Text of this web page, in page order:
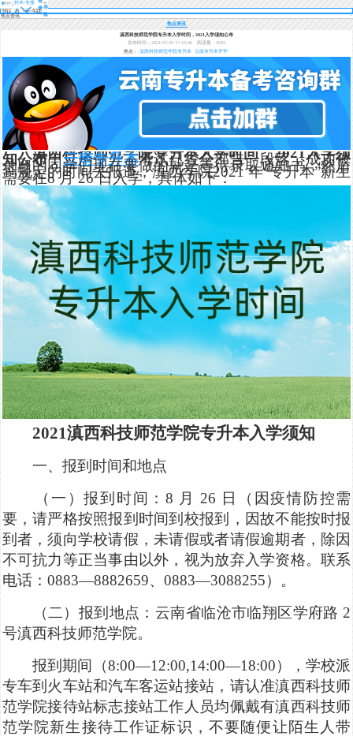
转本/专接
本
登
录导
航
热点资讯
热点资讯
滇西科技师范学院专升本入学时间，2021入学须知公布
发布时间：2021/07/20 17:15:00
阅读量：2093
热点：滇西科技师范学院专升本 云南专升本开学
滇西科技师范学院专升本入学时间，2021入学须
知公布！云南专升本考试已经全部告一段落，成功被
录取的同学们现在要做的就是等待录取通知书，然后
到规定的时间去报道，滇西学院2021 年“专升本”新生
需要在8 月 26 日入学，具体如下：
2021滇西科技师范学院专升本入学须知
一、报到时间和地点
（一）报到时间：8 月 26 日（因疫情防控需
要，请严格按照报到时间到校报到，因故不能按时报
到者，须向学校请假，未请假或者请假逾期者，除因
不可抗力等正当事由以外，视为放弃入学资格。联系
电话：0883—8882659、0883—3088255）。
（二）报到地点：云南省临沧市临翔区学府路 2
号滇西科技师范学院。
报到期间（8:00—12:00,14:00—18:00），学校派
专车到火车站和汽车客运站接站，请认准滇西科技师
范学院接待站标志接站工作人员均佩戴有滇西科技师
范学院新生接待工作证标识，不要随便让陌生人带